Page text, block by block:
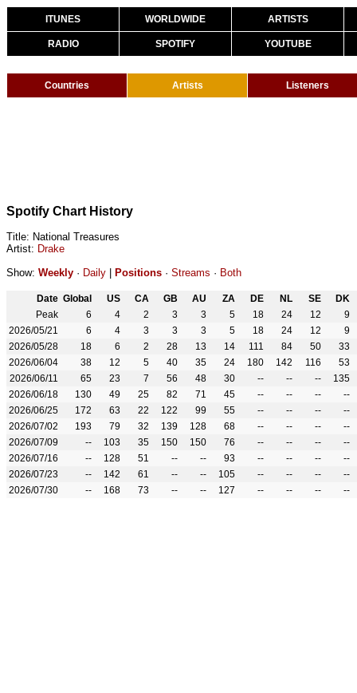
ITUNES WORLDWIDE ARTISTS
RADIO SPOTIFY YOUTUBE
Countries Artists Listeners
Spotify Chart History
Title: National Treasures
Artist: Drake
Show: Weekly · Daily Positions · Streams · Both
Date Global US CA GB AU ZA DE NL SE
DK
Peak
6 4 2 3 3 5 18 24 12
9
2026/05/21
6 4 3 3 3 5 18 24 12
9
2026/05/28
18 6 2 28 13 14 111 84 50
33
2026/06/04
38 12 5 40 35 24 180 142 116
53
2026/06/11
65 23 7 56 48 30 -- -- --
135
2026/06/18
130 49 25 82 71 45 -- -- --
--
2026/06/25
172 63 22 122 99 55 -- -- --
--
2026/07/02
193 79 32 139 128 68 -- -- --
--
2026/07/09
-- 103 35 150 150 76 -- -- --
--
2026/07/16
-- 128 51 -- -- 93 -- -- --
--
2026/07/23
-- 142 61 -- -- 105 -- -- --
--
2026/07/30
-- 168 73 -- -- 127 -- -- -- --